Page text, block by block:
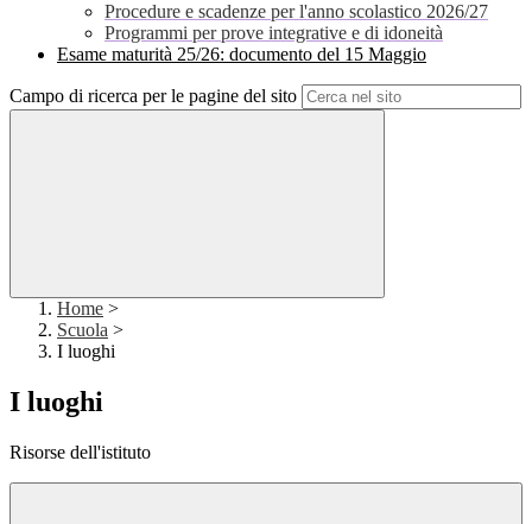
Procedure e scadenze per l'anno scolastico 2026/27
Programmi per prove integrative e di idoneità
Esame maturità 25/26: documento del 15 Maggio
Campo di ricerca per le pagine del sito
Home >
Scuola >
I luoghi
I luoghi
Risorse dell'istituto